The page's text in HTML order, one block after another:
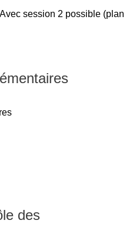
session 2 possible (plan
des